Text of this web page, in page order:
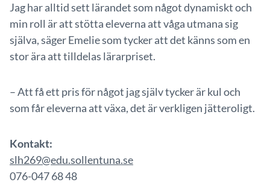
Jag har alltid sett lärandet som något dynamiskt och
min roll är att stötta eleverna att våga utmana sig
själva, säger Emelie som tycker att det känns som en
stor ära att tilldelas lärarpriset.
– Att få ett pris för något jag själv tycker är kul och
som får eleverna att växa, det är verkligen jätteroligt.
Kontakt:
slh269@edu.sollentuna.se
076-047 68 48